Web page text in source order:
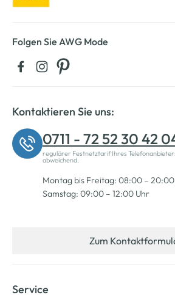
Folgen Sie AWG Mode
Kontaktieren Sie uns:
0711 - 72 52 30 42
regulärer Festnetztarif Ihres
abweichend.
Montag bis Freitag: 08:00 –
Samstag: 09:00 – 12:00 Uhr
Zum
Service